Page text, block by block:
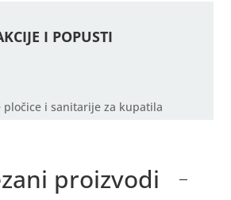
I POPUSTI
proizvodi